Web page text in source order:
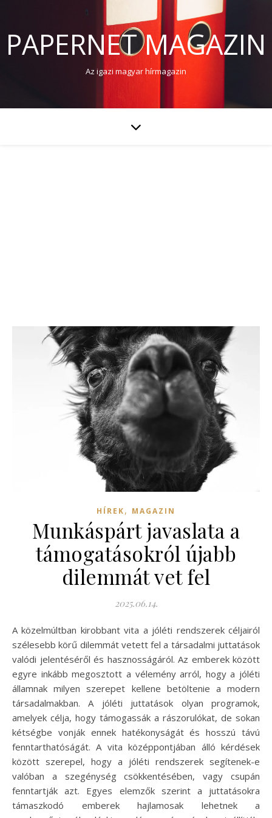
PAPERNET MAGAZIN
Az igazi magyar hírmagazin
HÍREK, MAGAZIN
Munkáspárt javaslata a
támogatásokról újabb
dilemmát vet fel
2025.06.14.
A közelmúltban kirobbant vita a jóléti rendszerek céljairól
szélesebb körű dilemmát vetett fel a társadalmi juttatások
valódi jelentéséről és hasznosságáról. Az emberek között
egyre inkább megosztott a vélemény arról, hogy a jóléti
államnak milyen szerepet kellene betöltenie a modern
társadalmakban. A jóléti juttatások olyan programok,
amelyek célja, hogy támogassák a rászorulókat, de sokan
kétségbe vonják ennek hatékonyságát és hosszú távú
fenntarthatóságát. A vita középpontjában álló kérdések
között szerepel, hogy a jóléti rendszerek segítenek-e
valóban a szegénység csökkentésében, vagy csupán
fenntartják azt. Egyes elemzők szerint a juttatásokra
támaszkodó emberek hajlamosak lehetnek a